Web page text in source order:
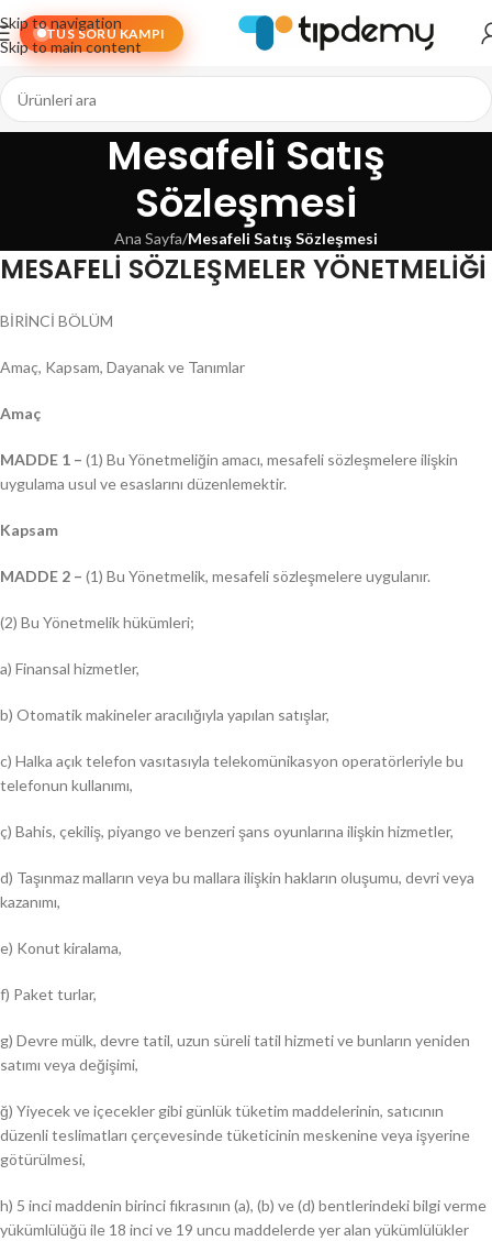
Skip to navigation
Skip to main content
TUS SORU KAMPI
Mesafeli Satış
Sözleşmesi
Ana Sayfa/Mesafeli Satış Sözleşmesi
MESAFELİ SÖZLEŞMELER YÖNETMELİĞİ
BİRİNCİ BÖLÜM
Amaç, Kapsam, Dayanak ve Tanımlar
Amaç
MADDE 1 – (1) Bu Yönetmeliğin amacı, mesafeli sözleşmelere ilişkin
uygulama usul ve esaslarını düzenlemektir.
Kapsam
MADDE 2 – (1) Bu Yönetmelik, mesafeli sözleşmelere uygulanır.
(2) Bu Yönetmelik hükümleri;
a) Finansal hizmetler,
b) Otomatik makineler aracılığıyla yapılan satışlar,
c) Halka açık telefon vasıtasıyla telekomünikasyon operatörleriyle bu
telefonun kullanımı,
ç) Bahis, çekiliş, piyango ve benzeri şans oyunlarına ilişkin hizmetler,
d) Taşınmaz malların veya bu mallara ilişkin hakların oluşumu, devri veya
kazanımı,
e) Konut kiralama,
f) Paket turlar,
g) Devre mülk, devre tatil, uzun süreli tatil hizmeti ve bunların yeniden
satımı veya değişimi,
ğ) Yiyecek ve içecekler gibi günlük tüketim maddelerinin, satıcının
düzenli teslimatları çerçevesinde tüketicinin meskenine veya işyerine
götürülmesi,
h) 5 inci maddenin birinci fıkrasının (a), (b) ve (d) bentlerindeki bilgi verme
yükümlülüğü ile 18 inci ve 19 uncu maddelerde yer alan yükümlülükler